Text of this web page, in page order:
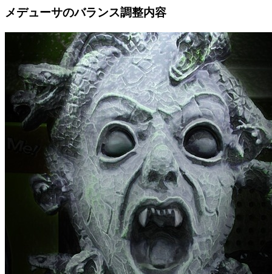
メデューサのバランス調整内容